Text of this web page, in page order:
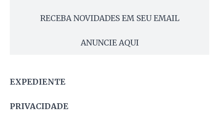
RECEBA NOVIDADES EM SEU EMAIL
ANUNCIE AQUI
EXPEDIENTE
PRIVACIDADE